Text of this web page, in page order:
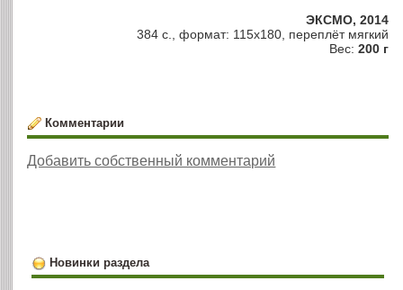
ЭКСМО, 2014
384 с., формат: 115х180, переплёт мягкий
Вес: 200 г
Комментарии
Добавить собственный комментарий
Новинки раздела